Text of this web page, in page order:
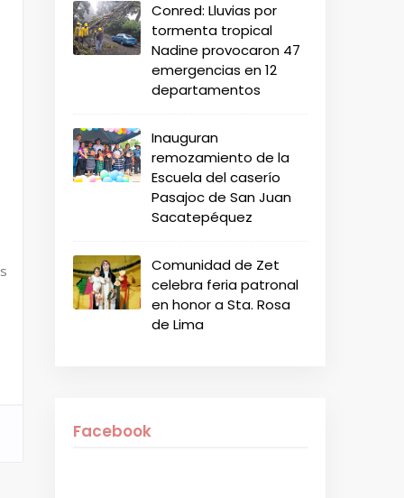
Conred: Lluvias por
tormenta tropical
Nadine provocaron 47
emergencias en 12
departamentos
Inauguran
remozamiento de la
Escuela del caserío
Pasajoc de San Juan
Sacatepéquez
Comunidad de Zet
celebra feria patronal
en honor a Sta. Rosa
de Lima
Facebook